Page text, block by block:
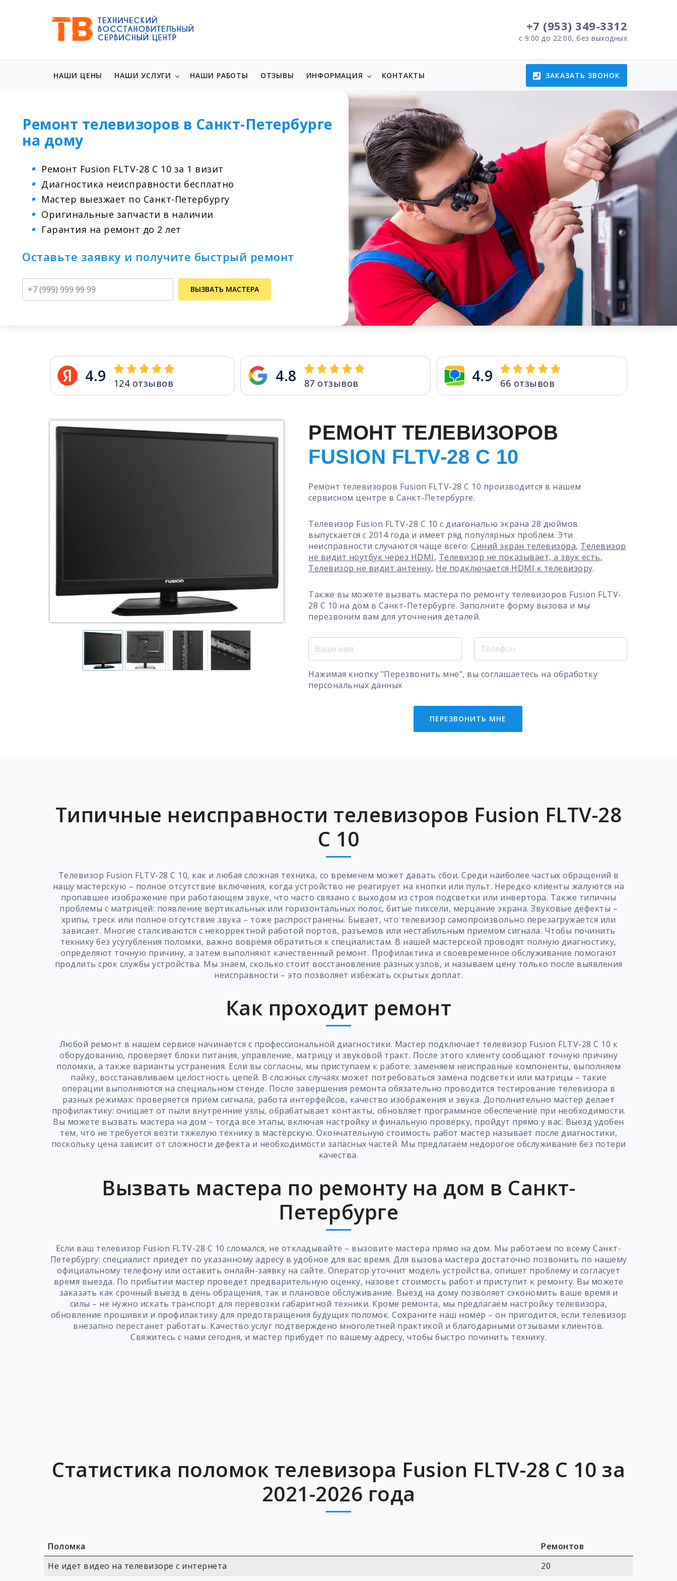
+7 (953) 349-3312
с 9:00 до 22:00, без выходных
НАШИ ЦЕНЫ НАШИ УСЛУГИ НАШИ РАБОТЫ ОТЗЫВЫ ИНФОРМАЦИЯ КОНТАКТЫ ЗАКАЗАТЬ ЗВОНОК
Ремонт телевизоров в Санкт-Петербурге
на дому
Ремонт Fusion FLTV-28 C 10 за 1 визит
Диагностика неисправности бесплатно
Мастер выезжает по Санкт-Петербургу
Оригинальные запчасти в наличии
Гарантия на ремонт до 2 лет
Оставьте заявку и получите быстрый ремонт
ВЫЗВАТЬ МАСТЕРА
4.9 124отзывов 4.8 87 отзывов 4.9 66 отзывов
РЕМОНТ ТЕЛЕВИЗОРОВ
FUSION FLTV-28 C 10
Ремонт телевизоров Fusion FLTV-28 C 10 производится в нашем
сервисном центре в Санкт-Петербурге.
Телевизор Fusion FLTV-28 C 10 с диагональю экрана 28 дюймов
выпускается с 2014 года и имеет ряд популярных проблем. Эти
неисправности случаются чаще всего:Синий экран телевизора, Телевизор
не видит ноутбук через HDMI, Телевизор не показывает, а звук есть,
Телевизор не видит антенну, Не подключается HDMI к телевизору.
Также вы можете вызвать мастера по ремонту телевизоров Fusion FLTV-
28 C 10 на дом в Санкт-Петербурге. Заполните форму вызова и мы
перезвоним вам для уточнения деталей.
Нажимая кнопку "Перезвонить мне", вы соглашаетесь на обработку
персональных данных
ПЕРЕЗВОНИТЬ МНЕ
Типичные неисправности телевизоров Fusion FLTV-28
C 10
Телевизор Fusion FLTV-28 C 10, как и любая сложная техника, со временем может давать сбои. Среди наиболее частых обращений в
нашу мастерскую – полное отсутствие включения, когда устройство не реагирует на кнопки или пульт. Нередко клиенты жалуются на
пропавшее изображение при работающем звуке, что часто связано с выходом из строя подсветки или инвертора. Также типичны
проблемы с матрицей: появление вертикальных или горизонтальных полос, битые пиксели, мерцание экрана. Звуковые дефекты –
хрипы, треск или полное отсутствие звука – тоже распространены. Бывает, что телевизор самопроизвольно перезагружается или
зависает. Многие сталкиваются с некорректной работой портов, разъемов или нестабильным приемом сигнала. Чтобы починить
технику без усугубления поломки, важно вовремя обратиться к специалистам. В нашей мастерской проводят полную диагностику,
определяют точную причину, а затем выполняют качественный ремонт. Профилактика и своевременное обслуживание помогают
продлить срок службы устройства. Мы знаем, сколько стоит восстановление разных узлов, и называем цену только после выявления
неисправности – это позволяет избежать скрытых доплат.
Как проходит ремонт
Любой ремонт в нашем сервисе начинается с профессиональной диагностики. Мастер подключает телевизор Fusion FLTV-28 C 10 к
оборудованию, проверяет блоки питания, управление, матрицу и звуковой тракт. После этого клиенту сообщают точную причину
поломки, а также варианты устранения. Если вы согласны, мы приступаем к работе: заменяем неисправные компоненты, выполняем
пайку, восстанавливаем целостность цепей. В сложных случаях может потребоваться замена подсветки или матрицы – такие
операции выполняются на специальном стенде. После завершения ремонта обязательно проводится тестирование телевизора в
разных режимах: проверяется прием сигнала, работа интерфейсов, качество изображения и звука. Дополнительно мастер делает
профилактику: очищает от пыли внутренние узлы, обрабатывает контакты, обновляет программное обеспечение при необходимости.
Вы можете вызвать мастера на дом – тогда все этапы, включая настройку и финальную проверку, пройдут прямо у вас. Выезд удобен
тем, что не требуется везти тяжелую технику в мастерскую. Окончательную стоимость работ мастер называет после диагностики,
поскольку цена зависит от сложности дефекта и необходимости запасных частей. Мы предлагаем недорогое обслуживание без потери
качества.
Вызвать мастера по ремонту на дом в Санкт-
Петербурге
Если ваш телевизор Fusion FLTV-28 C 10 сломался, не откладывайте – вызовите мастера прямо на дом. Мы работаем по всему Санкт-
Петербургу: специалист приедет по указанному адресу в удобное для вас время. Для вызова мастера достаточно позвонить по нашему
официальному телефону или оставить онлайн-заявку на сайте. Оператор уточнит модель устройства, опишет проблему и согласует
время выезда. По прибытии мастер проведет предварительную оценку, назовет стоимость работ и приступит к ремонту. Вы можете
заказать как срочный выезд в день обращения, так и плановое обслуживание. Выезд на дому позволяет сэкономить ваше время и
силы – не нужно искать транспорт для перевозки габаритной техники. Кроме ремонта, мы предлагаем настройку телевизора,
обновление прошивки и профилактику для предотвращения будущих поломок. Сохраните наш номер – он пригодится, если телевизор
внезапно перестанет работать. Качество услуг подтверждено многолетней практикой и благодарными отзывами клиентов.
Свяжитесь с нами сегодня, и мастер прибудет по вашему адресу, чтобы быстро починить технику.
Статистика поломок телевизора Fusion FLTV-28 C 10 за
2021-2026 года
Поломка
Ремонтов
Не идет видео на телевизоре с интернета
20